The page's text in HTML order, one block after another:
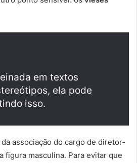
em textos
ela pode
isso.
associação do cargo de diretor-
figura masculina. Para evitar que